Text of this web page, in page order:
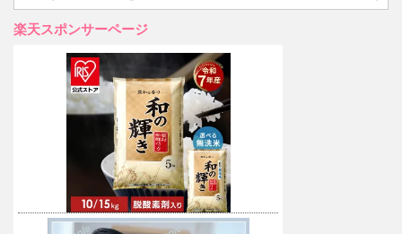
楽天スポンサーページ